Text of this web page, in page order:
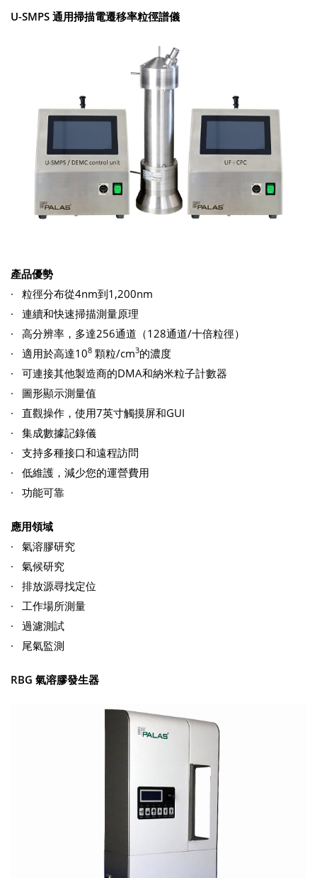
U-SMPS 通用掃描電遷移率粒徑譜儀
產品優勢
· 粒徑分布從4nm到1,200nm
· 連續和快速掃描測量原理
· 高分辨率，多達256通道（128通道/十倍粒徑）
· 適用於高達108 顆粒/cm3的濃度
· 可連接其他製造商的DMA和納米粒子計數器
· 圖形顯示測量值
· 直觀操作，使用7英寸觸摸屏和GUI
· 集成數據記錄儀
· 支持多種接口和遠程訪問
· 低維護，減少您的運營費用
· 功能可靠
應用領域
· 氣溶膠研究
· 氣候研究
· 排放源尋找定位
· 工作場所測量
· 過濾測試
· 尾氣監測
RBG 氣溶膠發生器